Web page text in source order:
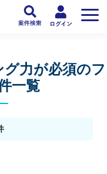
力が必須のフ
一覧